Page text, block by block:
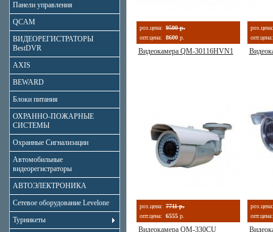
Панели управления
QCAM
ВИДЕОРЕГИСТРАТОРЫ
BestDVR
AXIS
BEWARD
Блоки питания
ОХРАННО-ПОЖАРНЫЕ
СИСТЕМЫ
Охранные Сигнализации
Автомобильные
видеорегистраторы
АВТОЭЛЕКТРОНИКА
Сетевое оборудование Levelone
Турникеты
роз.цена: 9500 р.
опт.цена:
8600 р.
Видеокамера QM-30116HVN1
роз.цена:
опт.цена:
роз.цена: 7711 р.
опт.цена:
6555 р.
Видеокамера QM-330CU
роз.цена:
опт.цена: